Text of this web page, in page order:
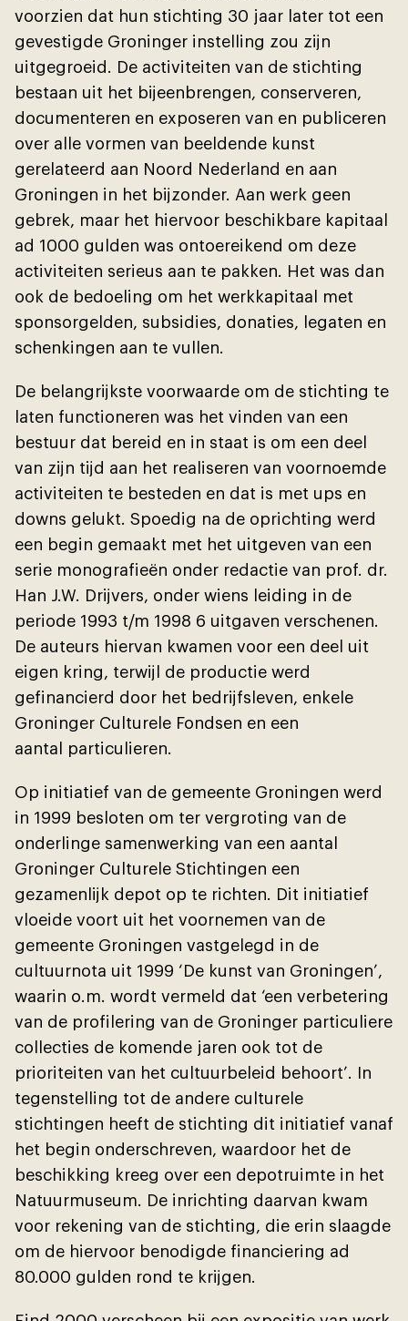
voorzien dat hun stichting 30 jaar later tot een
gevestigde Groninger instelling zou zĳn
uitgegroeid. De activiteiten van de stichting
bestaan uit het bĳeenbrengen, conserveren,
documenteren en exposeren van en publiceren
over alle vormen van beeldende kunst
gerelateerd aan Noord Nederland en aan
Groningen in het bĳzonder. Aan werk geen
gebrek, maar het hiervoor beschikbare kapitaal
ad 1000 gulden was ontoereikend om deze
activiteiten serieus aan te pakken. Het was dan
ook de bedoeling om het werkkapitaal met
sponsorgelden, subsidies, donaties, legaten en
schenkingen aan te vullen.
De belangrĳkste voorwaarde om de stichting te
laten functioneren was het vinden van een
bestuur dat bereid en in staat is om een deel
van zĳn tĳd aan het realiseren van voornoemde
activiteiten te besteden en dat is met ups en
downs gelukt. Spoedig na de oprichting werd
een begin gemaakt met het uitgeven van een
serie monografieën onder redactie van prof. dr.
Han J.W. Drĳvers, onder wiens leiding in de
periode 1993 t/m 1998 6 uitgaven verschenen.
De auteurs hiervan kwamen voor een deel uit
eigen kring, terwĳl de productie werd
gefinancierd door het bedrĳfsleven, enkele
Groninger Culturele Fondsen en een
aantal particulieren.
Op initiatief van de gemeente Groningen werd
in 1999 besloten om ter vergroting van de
onderlinge samenwerking van een aantal
Groninger Culturele Stichtingen een
gezamenlĳk depot op te richten. Dit initiatief
vloeide voort uit het voornemen van de
gemeente Groningen vastgelegd in de
cultuurnota uit 1999 ‘De kunst van Groningen’,
waarin o.m. wordt vermeld dat ‘een verbetering
van de profilering van de Groninger particuliere
collecties de komende jaren ook tot de
prioriteiten van het cultuurbeleid behoort’. In
tegenstelling tot de andere culturele
stichtingen heeft de stichting dit initiatief vanaf
het begin onderschreven, waardoor het de
beschikking kreeg over een depotruimte in het
Natuurmuseum. De inrichting daarvan kwam
voor rekening van de stichting, die erin slaagde
om de hiervoor benodigde financiering ad
80.000 gulden rond te krĳgen.